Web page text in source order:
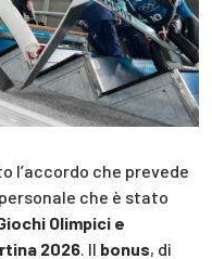
l’accordo che prevede
che è stato
Olimpici e
2026 . Il bonus, di